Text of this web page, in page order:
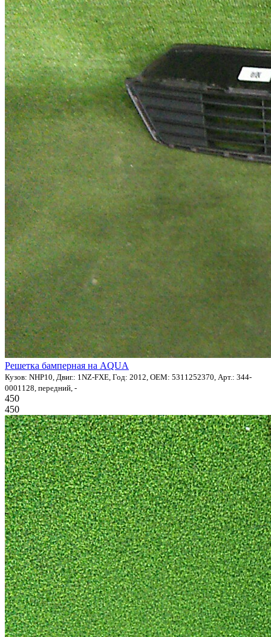
Решетка бамперная на AQUA
Кузов: NHP10, Двиг.: 1NZ-FXE, Год: 2012, OEM: 5311252370, Арт.: 344-
0001128, передний, -
450
450